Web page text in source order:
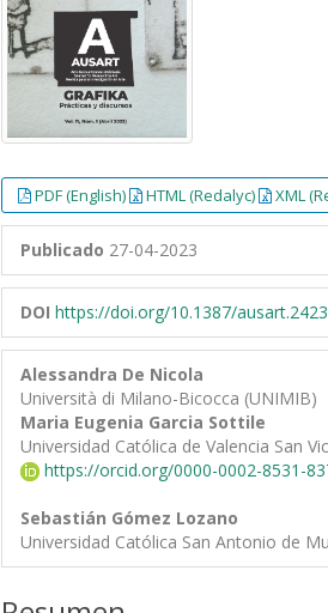
PDF (English) HTML (Redalyc) XML
Publicado 27-04-2023
DOI https://doi.org/10.1387/
Alessandra De Nicola
Università di Milano-Bicocca (UNIMIB)
Maria Eugenia Garcia Sottile
Universidad Católica de Valencia San
https://orcid.org/0000-0002-8531-
Sebastián Gómez Lozano
Universidad Católica San Antonio de